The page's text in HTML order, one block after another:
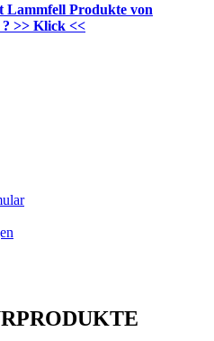
Lammfell Produkte von
>> Klick <<